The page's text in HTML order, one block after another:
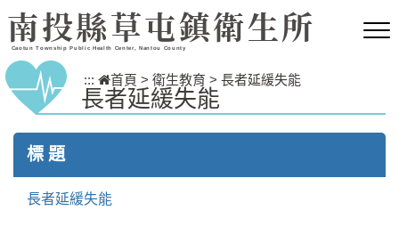
跳到主要內容區塊
南投縣草屯鎮衛生所
Caotun Township Public Health Center, Nantou County
::: 首頁 > 衛生教育 > 長者延緩失能
長者延緩失能
標 題
長者延緩失能